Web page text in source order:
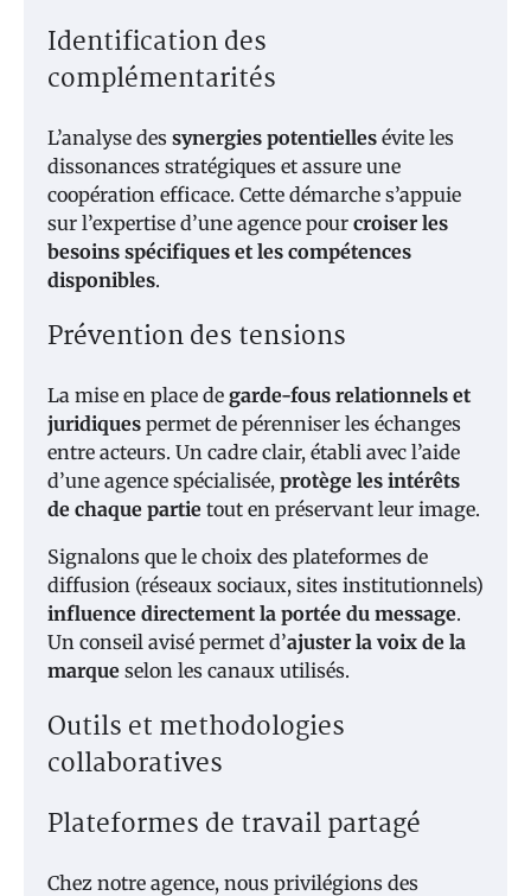
Identification des
complémentarités
L’analyse des synergies potentielles évite les
dissonances stratégiques et assure une
coopération efficace. Cette démarche s’appuie
sur l’expertise d’une agence pour croiser les
besoins spécifiques et les compétences
disponibles.
Prévention des tensions
La mise en place de garde-fous relationnels et
juridiques permet de pérenniser les échanges
entre acteurs. Un cadre clair, établi avec l’aide
d’une agence spécialisée, protège les intérêts
de chaque partie tout en préservant leur image.
Signalons que le choix des plateformes de
diffusion (réseaux sociaux, sites institutionnels)
influence directement la portée du message.
Un conseil avisé permet d’ajuster la voix de la
marque selon les canaux utilisés.
Outils et methodologies
collaboratives
Plateformes de travail partagé
Chez notre agence, nous privilégions des